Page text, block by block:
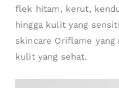
flek hitam, kerut,
hingga kulit yang
skincare Oriflame
kulit yang sehat.